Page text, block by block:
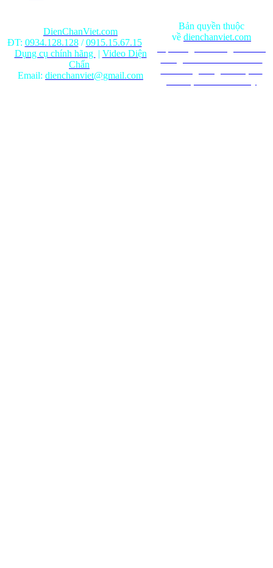
DienChanViet.com
ĐT: 0934.128.128/0915.15.67.15
Dụng cụ chính hãng | Video Diện
Chẩn
Email: dienchanviet@gmail.com
Bản quyền thuộc
về dienchanviet.com